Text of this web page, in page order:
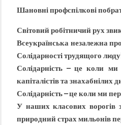
Шановні профспілкові
Світовий робітничий рух
Всеукраїнська незалежна
Солідарності трудящого
Солідарність – це коли
капіталістів та знахабнілих
Солідарність – це коли ми
У наших класових ворогів
природний страх мильонів